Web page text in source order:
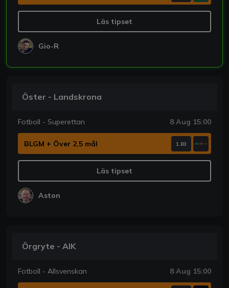
Läs tipset
Gio-R
Öster - Landskrona
Fotboll - Superettan 8 Aug 15:00
BLGM + Över 2,5 mål 1.83
Läs tipset
Aston
Örgryte - AIK
Fotboll - Allsvenskan 8 Aug 15:00